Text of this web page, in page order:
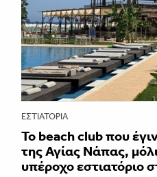
ΕΣΤΙΑΤΌΡΙΑ
Το beach club που
της Αγίας Νάπας,
υπέροχο εστιατόριο